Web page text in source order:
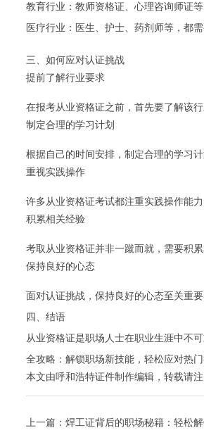
教育行业：教师资格证、心理咨询师证
医疗行业：医生、护士、药剂师等，都
三、如何应对认证挑战
提前了解行业要求
在报考从业资格证之前，首先要了解该
制定合理的学习计划
根据自己的时间安排，制定合理的学习
重视实践操作
许多从业资格证考试都注重实践操作能
积累相关经验
考取从业资格证并非一蹴而就，需要积
保持良好的心态
面对认证挑战，保持良好的心态至关重
四、结语
从业资格证是职场人士在职业生涯中不
全攻略：解锁职场新技能，轻松应对热
本文由呼和浩特证件制作编辑，转载请注
上一篇： 焊工证背后的职场秘籍：轻松